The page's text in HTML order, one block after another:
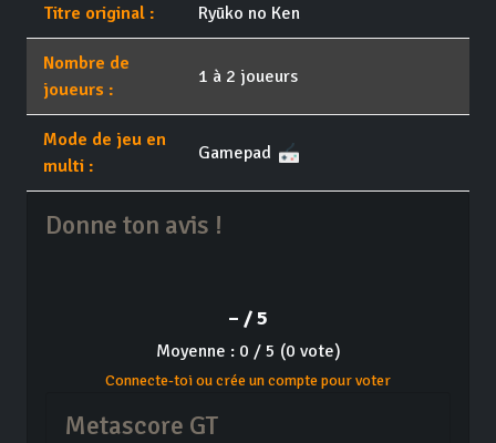
Titre original : Ryūko no Ken
Nombre de
joueurs :
1 à 2 joueurs
Mode de jeu en
multi :
Gamepad
Donne ton avis !
– / 5
Moyenne : 0 / 5 (0 vote)
Connecte-toi ou crée un compte pour voter
Metascore GT